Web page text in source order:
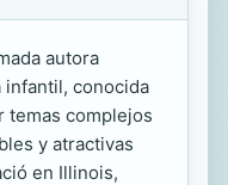
autora
conocida
temas complejos
y atractivas
en Illinois,